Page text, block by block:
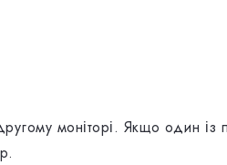
моніторі. Якщо один